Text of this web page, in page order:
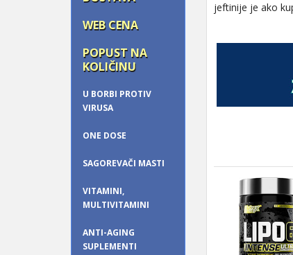
WEB CENA
POPUST NA
KOLIČINU
U BORBI PROTIV
VIRUSA
ONE DOSE
SAGOREVAČI MASTI
VITAMINI,
MULTIVITAMINI
ANTI-AGING
SUPLEMENTI
jeftinije je ako